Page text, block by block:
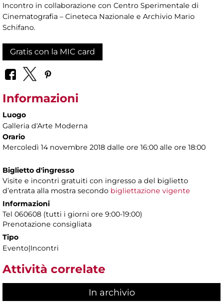
Incontro in collaborazione con Centro Sperimentale di
Cinematografia – Cineteca Nazionale e Archivio Mario
Schifano.
Gratis con la MIC card
Informazioni
Luogo
Galleria d'Arte Moderna
Orario
Mercoledì 14 novembre 2018 dalle ore 16:00 alle ore 18:00
Biglietto d'ingresso
Visite e incontri gratuiti con ingresso a del biglietto
d’entrata alla mostra secondo bigliettazione vigente
Informazioni
Tel 060608 (tutti i giorni ore 9:00-19:00)
Prenotazione consigliata
Tipo
Evento|Incontri
Attività correlate
In archivio